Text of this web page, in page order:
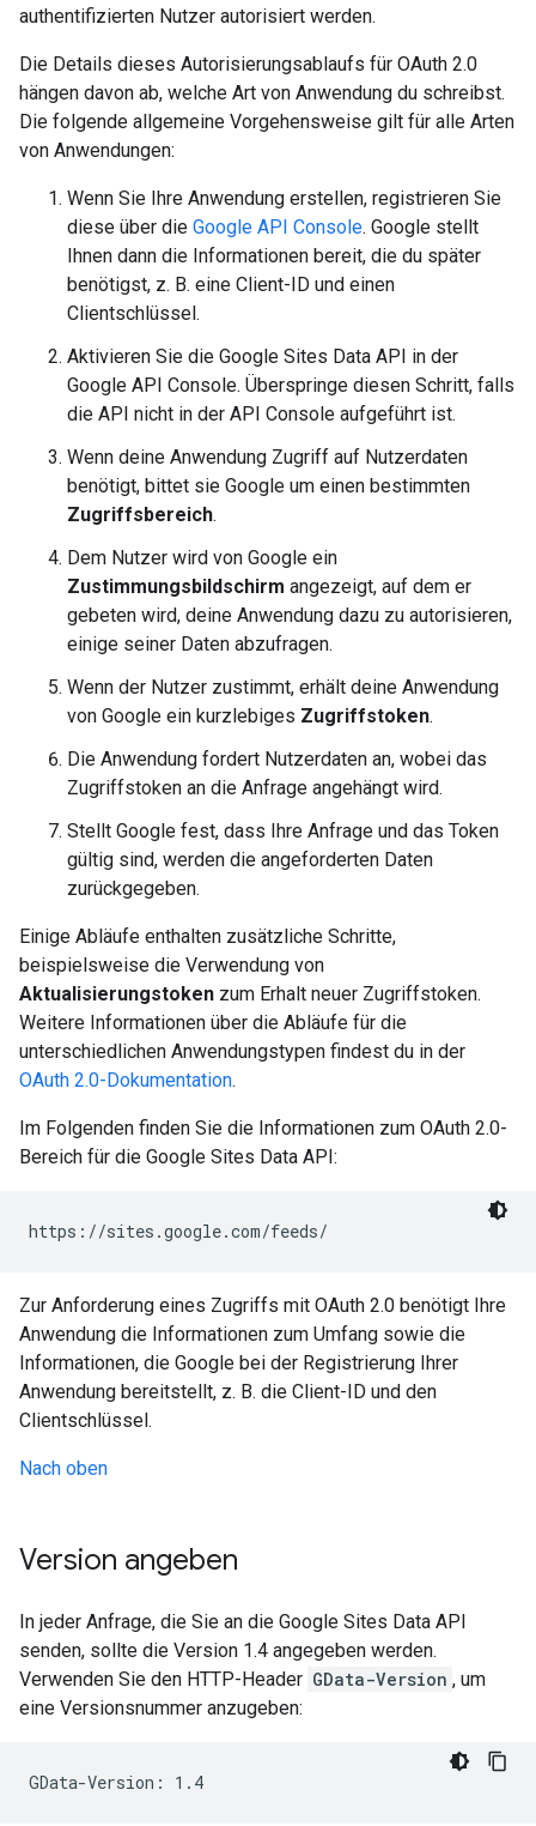
authentifizierten Nutzer autorisiert werden.
Die Details dieses Autorisierungsablaufs für OAuth 2.0
hängen davon ab, welche Art von Anwendung du schreibst.
Die folgende allgemeine Vorgehensweise gilt für alle Arten
von Anwendungen:
Wenn Sie Ihre Anwendung erstellen, registrieren Sie
diese über die Google API Console. Google stellt
Ihnen dann die Informationen bereit, die du später
benötigst, z. B. eine Client-ID und einen
Clientschlüssel.
Aktivieren Sie die Google Sites Data API in der
Google API Console. Überspringe diesen Schritt, falls
die API nicht in der API Console aufgeführt ist.
Wenn deine Anwendung Zugriff auf Nutzerdaten
benötigt, bittet sie Google um einen bestimmten
Zugriffsbereich.
Dem Nutzer wird von Google ein
Zustimmungsbildschirm angezeigt, auf dem er
gebeten wird, deine Anwendung dazu zu autorisieren,
einige seiner Daten abzufragen.
Wenn der Nutzer zustimmt, erhält deine Anwendung
von Google ein kurzlebiges Zugriffstoken.
Die Anwendung fordert Nutzerdaten an, wobei das
Zugriffstoken an die Anfrage angehängt wird.
Stellt Google fest, dass Ihre Anfrage und das Token
gültig sind, werden die angeforderten Daten
zurückgegeben.
Einige Abläufe enthalten zusätzliche Schritte,
beispielsweise die Verwendung von
Aktualisierungstoken zum Erhalt neuer Zugriffstoken.
Weitere Informationen über die Abläufe für die
unterschiedlichen Anwendungstypen findest du in der
OAuth 2.0-Dokumentation.
Im Folgenden finden Sie die Informationen zum OAuth 2.0-
Bereich für die Google Sites Data API:
https://sites.google.com/feeds/
Zur Anforderung eines Zugriffs mit OAuth 2.0 benötigt Ihre
Anwendung die Informationen zum Umfang sowie die
Informationen, die Google bei der Registrierung Ihrer
Anwendung bereitstellt, z. B. die Client-ID und den
Clientschlüssel.
Nach oben
Version angeben
In jeder Anfrage, die Sie an die Google Sites Data API
senden, sollte die Version 1.4 angegeben werden.
Verwenden Sie den HTTP-Header GData-Version , um
eine Versionsnummer anzugeben:
GData-Version: 1.4